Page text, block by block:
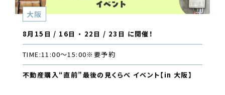
大阪
8月15日 / 16日 ・ 22日 / 23日 に開催！
TIME:11:00〜15:00※要予約
不動産購入“直前”最後の見くらべ イベント【in 大阪】